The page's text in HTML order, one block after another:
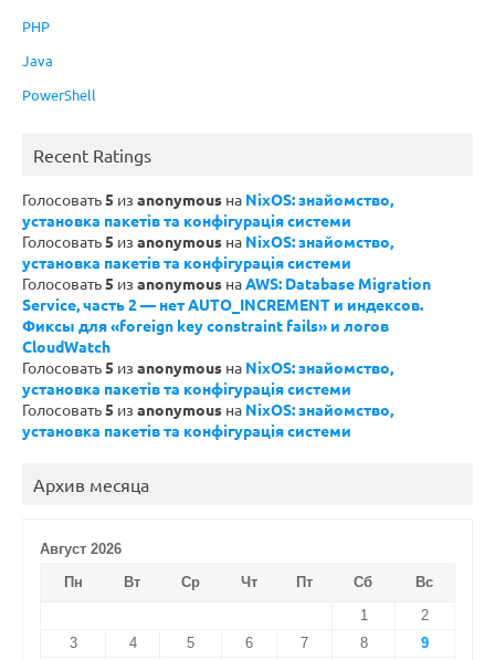
PHP
Java
PowerShell
Recent Ratings
Голосовать5 из anonymous на NixOS: знайомство,
установка пакетів та конфігурація системи
Голосовать5 из anonymous на NixOS: знайомство,
установка пакетів та конфігурація системи
Голосовать5 из anonymous наAWS: Database Migration
Service, часть 2 — нет AUTO_INCREMENT и индексов.
Фиксы для «foreign key constraint fails» и логов
CloudWatch
Голосовать5 из anonymous на NixOS: знайомство,
установка пакетів та конфігурація системи
Голосовать5 из anonymous на NixOS: знайомство,
установка пакетів та конфігурація системи
Архив месяца
Август 2026
Пн
Вт Ср Чт Пт Сб
Вс
1
2
3
4 5 6 7 8 9